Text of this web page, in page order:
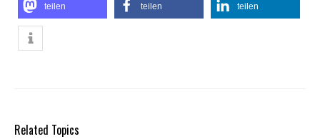
teilen teilen teilen
Related Topics